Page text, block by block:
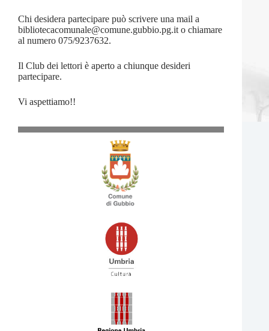
Chi desidera partecipare può scrivere una mail a
bibliotecacomunale@comune.gubbio.pg.it o chiamare
al numero 075/9237632.
Il Club dei lettori è aperto a chiunque desideri
partecipare.
Vi aspettiamo!!